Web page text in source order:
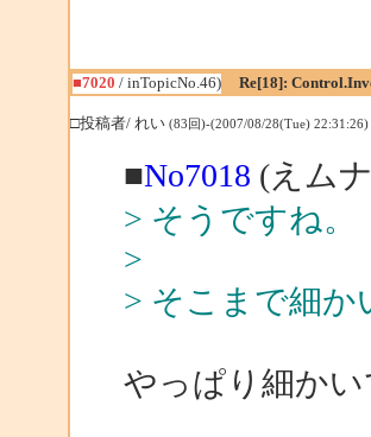
■7020 / inTopicNo.46) Re[18]:
□投稿者/ れい (83回)-(2007/08/28(Tue) 22:31:26)
■No7018 (えム
> そうですね。
>
> そこまで細か
やっぱり細かい